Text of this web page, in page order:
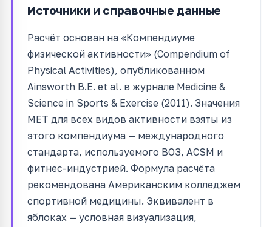
Источники и справочные данные
Расчёт основан на «Компендиуме
физической активности» (Compendium of
Physical Activities), опубликованном
Ainsworth B.E. et al. в журнале Medicine &
Science in Sports & Exercise (2011). Значения
MET для всех видов активности взяты из
этого компендиума — международного
стандарта, используемого ВОЗ, ACSM и
фитнес-индустрией. Формула расчёта
рекомендована Американским колледжем
спортивной медицины. Эквивалент в
яблоках — условная визуализация,